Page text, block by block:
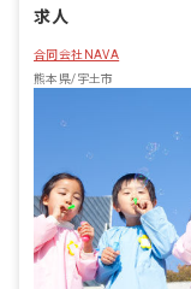
求人
合同会社NAVA
熊本県/宇土市